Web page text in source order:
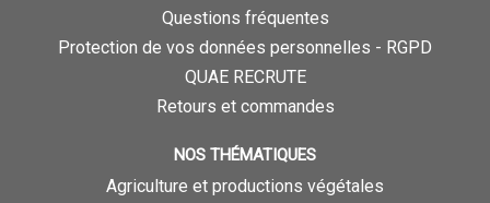
Questions fréquentes
Protection de vos données personnelles - RGPD
QUAE RECRUTE
Retours et commandes
NOS THÉMATIQUES
Agriculture et productions végétales